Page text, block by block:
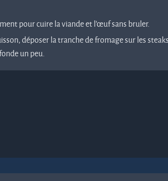
pour cuire la viande et l’œuf sans bruler.
déposer la tranche de fromage sur les
un peu.